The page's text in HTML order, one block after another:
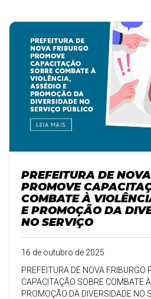
PREFEITURA DE
PROMOVE
COMBATE À
E PROMOÇÃO DA
NO SERVIÇO
16 de outubro de 2025
PREFEITURA DE NOVA FRIBURGO
CAPACITAÇÃO SOBRE COMBATE
PROMOÇÃO DA DIVERSIDADE NO